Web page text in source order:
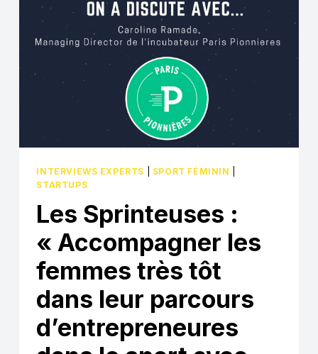
EST
AVANT
TOUT
UNE
IDÉE
CONTRESENS »
INTERVIEWS EXPERTS SPORT FÉMININ
STARTUPS
Les Sprinteuses :
« Accompagner les
femmes très tôt
dans leur parcours
d’entrepreneures